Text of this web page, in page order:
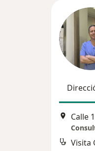
Calle
Visita